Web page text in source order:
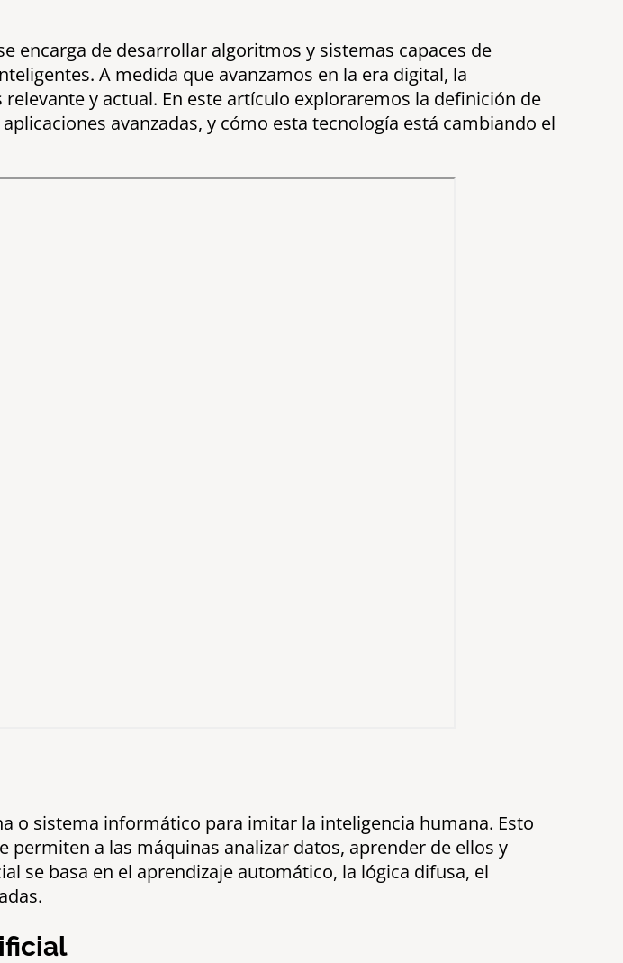
encarga de desarrollar algoritmos y sistemas capaces de
A medida que avanzamos en la era digital, la
y actual. En este artículo exploraremos la definición de
avanzadas, y cómo esta tecnología está cambiando el
o sistema informático para imitar la inteligencia humana. Esto
a las máquinas analizar datos, aprender de ellos y
se basa en el aprendizaje automático, la lógica difusa, el